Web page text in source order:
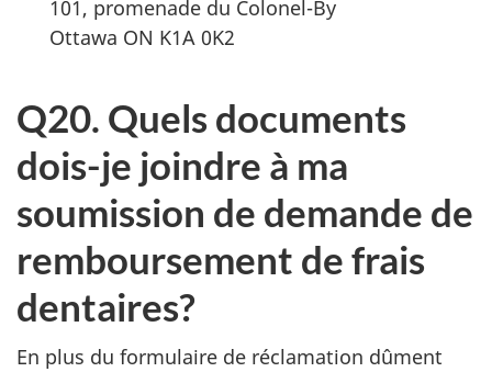
101, promenade du Colonel-By
Ottawa ON K1A 0K2
Q20. Quels documents
dois-je joindre à ma
soumission de demande de
remboursement de frais
dentaires?
En plus du formulaire de réclamation dûment